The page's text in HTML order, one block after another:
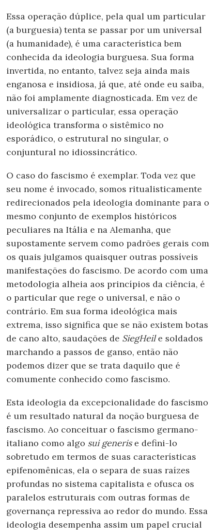
Essa operação dúplice, pela qual um particular
(a burguesia) tenta se passar por um universal
(a humanidade), é uma característica bem
conhecida da ideologia burguesa. Sua forma
invertida, no entanto, talvez seja ainda mais
enganosa e insidiosa, já que, até onde eu saiba,
não foi amplamente diagnosticada. Em vez de
universalizar o particular, essa operação
ideológica transforma o sistêmico no
esporádico, o estrutural no singular, o
conjuntural no idiossincrático.
O caso do fascismo é exemplar. Toda vez que
seu nome é invocado, somos ritualisticamente
redirecionados pela ideologia dominante para o
mesmo conjunto de exemplos históricos
peculiares na Itália e na Alemanha, que
supostamente servem como padrões gerais com
os quais julgamos quaisquer outras possíveis
manifestações do fascismo. De acordo com uma
metodologia alheia aos princípios da ciência, é
o particular que rege o universal, e não o
contrário. Em sua forma ideológica mais
extrema, isso significa que se não existem botas
de cano alto, saudações de SiegHeile soldados
marchando a passos de ganso, então não
podemos dizer que se trata daquilo que é
comumente conhecido como fascismo.
Esta ideologia da excepcionalidade do fascismo
é um resultado natural da noção burguesa de
fascismo. Ao conceituar o fascismo germano-
italiano como algo sui generise defini-lo
sobretudo em termos de suas características
epifenomênicas, ela o separa de suas raízes
profundas no sistema capitalista e ofusca os
paralelos estruturais com outras formas de
governança repressiva ao redor do mundo. Essa
ideologia desempenha assim um papel crucial